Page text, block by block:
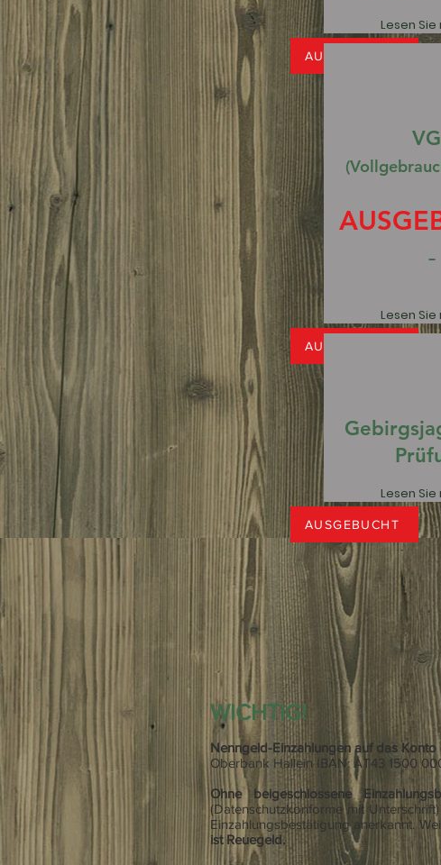
Lesen Sie
AUSGEBUCHT
Lesen Sie
AUSGEBUCHT
Lesen Sie
AUSGEBUCHT
WICHTIG!
Nenngeld-Einzahlungen auf das
Oberbank Hallein IBAN: AT43 1500
Ohne beigeschlossene
(Datenschutzkonforme mit
Einzahlungsbestätigung anerkannt.
ist Reuegeld.